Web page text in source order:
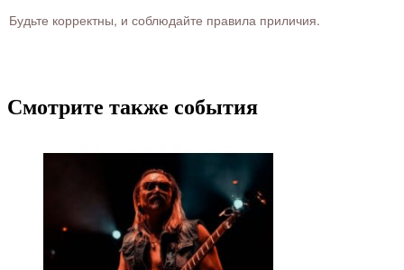
Будьте корректны, и соблюдайте правила приличия.
Смотрите также события